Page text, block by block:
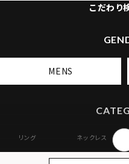
こだわり
MENS
リング ネックレス